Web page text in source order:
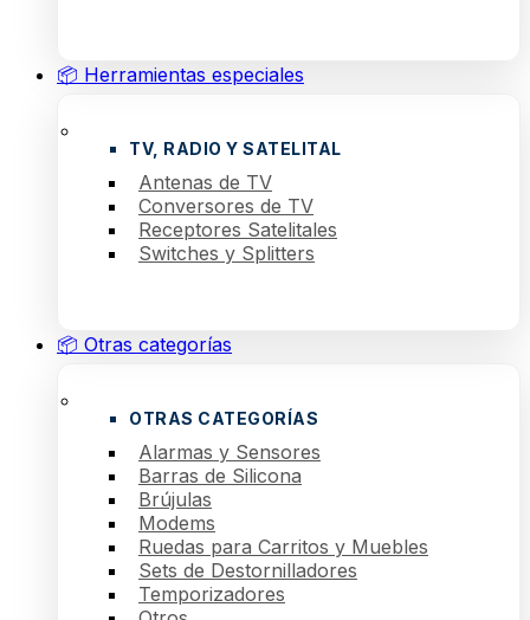
📦 Herramientas especiales
TV, RADIO Y SATELITAL
Antenas de TV
Conversores de TV
Receptores Satelitales
Switches y Splitters
📦 Otras categorías
OTRAS CATEGORÍAS
Alarmas y Sensores
Barras de Silicona
Brújulas
Modems
Ruedas para Carritos y Muebles
Sets de Destornilladores
Temporizadores